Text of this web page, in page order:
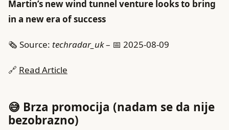
Martin’s new wind tunnel venture looks to bring
in a new era of success
🗞️ Source: techradar_uk– 📅 2025-08-09
🔗 Read Article
😅 Brza promocija (nadam se da nije
bezobrazno)